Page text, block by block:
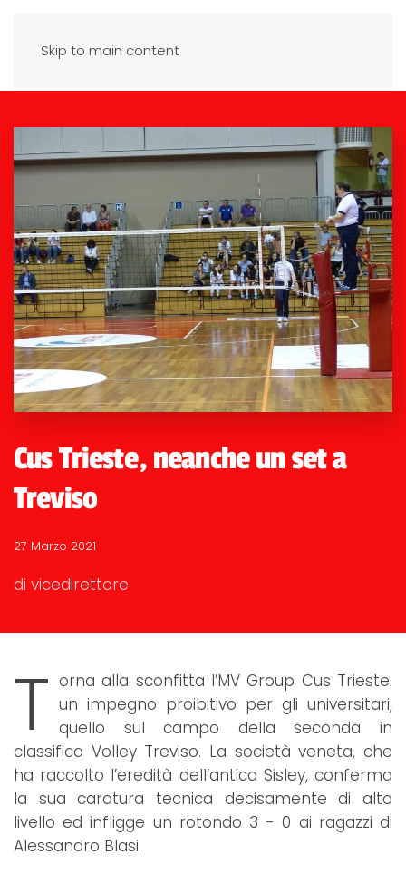
Skip to main content
Cus Trieste, neanche un set a
Treviso
27 Marzo 2021
di vicedirettore
T orna alla sconfitta l’MV Group Cus Trieste:
un impegno proibitivo per gli universitari,
quello sul campo della seconda in
classifica Volley Treviso. La società veneta, che
ha raccolto l’eredità dell’antica Sisley, conferma
la sua caratura tecnica decisamente di alto
livello ed infligge un rotondo 3 - 0 ai ragazzi di
Alessandro Blasi.